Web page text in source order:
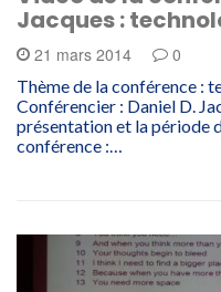
Jacques :
21 mars 2014 0
Thème de la conférence :
Conférencier : Daniel D.
présentation et la période
conférence :…